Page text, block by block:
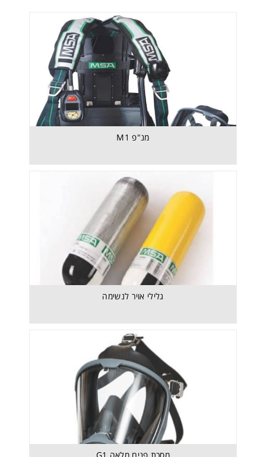
מנ"פ M1
גלילי אויר לנשימה
מסכת פנים מלאה G1
גלילי אויר לנשימה
מסכת פנים מלאה G1